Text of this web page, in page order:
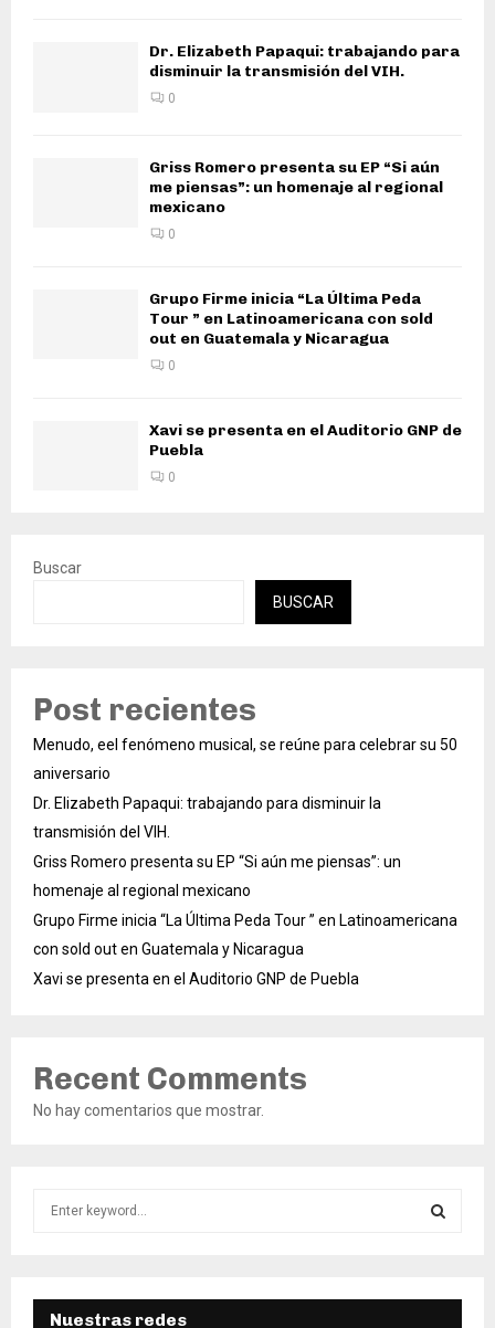
Dr. Elizabeth Papaqui: trabajando para
disminuir la transmisión del VIH.
0
Griss Romero presenta su EP “Si aún
me piensas”: un homenaje al regional
mexicano
0
Grupo Firme inicia “La Última Peda
Tour ” en Latinoamericana con sold
out en Guatemala y Nicaragua
0
Xavi se presenta en el Auditorio GNP de
Puebla
0
Buscar
BUSCAR
Post recientes
Menudo, eel fenómeno musical, se reúne para celebrar su 50
aniversario
Dr. Elizabeth Papaqui: trabajando para disminuir la
transmisión del VIH.
Griss Romero presenta su EP “Si aún me piensas”: un
homenaje al regional mexicano
Grupo Firme inicia “La Última Peda Tour ” en Latinoamericana
con sold out en Guatemala y Nicaragua
Xavi se presenta en el Auditorio GNP de Puebla
Recent Comments
No hay comentarios que mostrar.
E
Nuestras redes